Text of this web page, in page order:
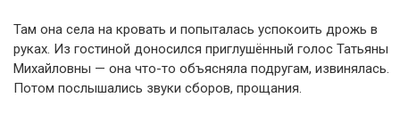
Там она села на кровать и попыталась успокоить дрожь в
руках. Из гостиной доносился приглушённый голос Татьяны
Михайловны — она что-то объясняла подругам, извинялась.
Потом послышались звуки сборов, прощания.